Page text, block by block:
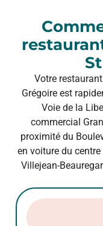
Votre
Grégoire est
Voie de la
commercial
proximité du
en voiture du centre
Villejean-